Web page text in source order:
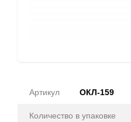
Артикул ОКЛ-159
Количество в упаковке